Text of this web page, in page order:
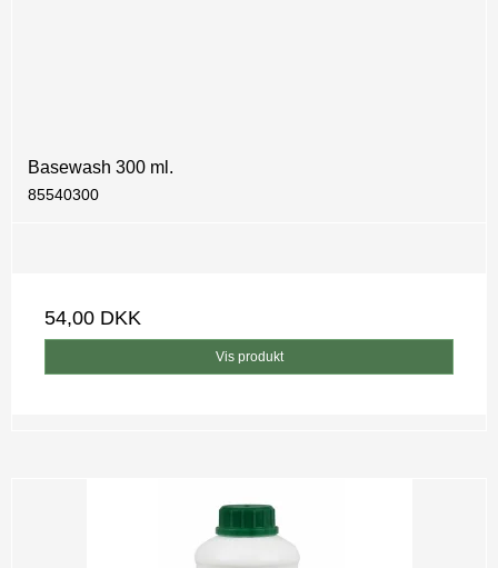
Basewash 300 ml.
85540300
54,00 DKK
Vis produkt